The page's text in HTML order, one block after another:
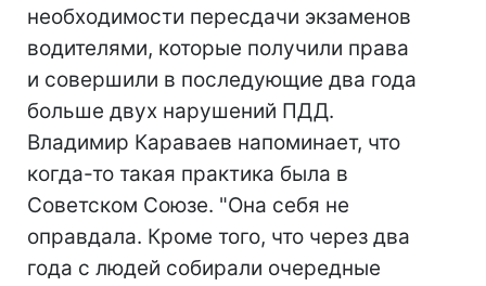
необходимости пересдачи экзаменов
водителями, которые получили права
и совершили в последующие два года
больше двух нарушений ПДД.
Владимир Караваев напоминает, что
когда-то такая практика была в
Советском Союзе. "Она себя не
оправдала. Кроме того, что через два
года с людей собирали очередные